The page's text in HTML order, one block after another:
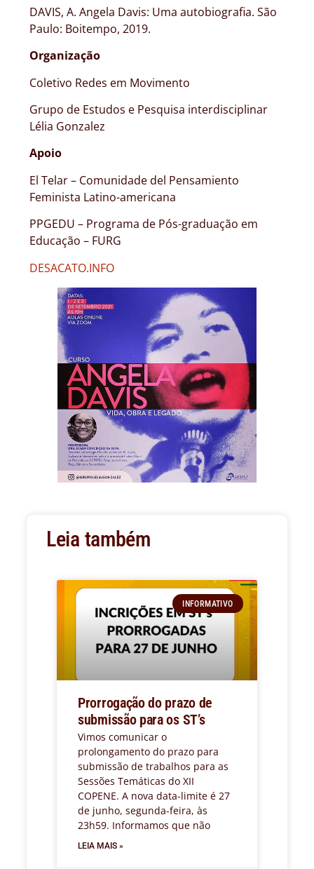
DAVIS, A. Angela Davis: Uma autobiografia. São
Paulo: Boitempo, 2019.
Organização
Coletivo Redes em Movimento
Grupo de Estudos e Pesquisa interdisciplinar
Lélia Gonzalez
Apoio
El Telar – Comunidade del Pensamiento
Feminista Latino-americana
PPGEDU – Programa de Pós-graduação em
Educação – FURG
DESACATO.INFO
Leia também
INFORMATIVO
Prorrogação do prazo de
submissão para os ST’s
Vimos comunicar o
prolongamento do prazo para
submissão de trabalhos para as
Sessões Temáticas do XII
COPENE. A nova data-limite é 27
de junho, segunda-feira, às
23h59. Informamos que não
LEIA MAIS »